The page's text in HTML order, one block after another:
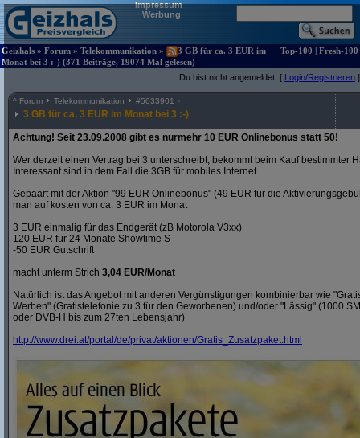
Impressum|
Werbung
Geizhals » Forum » Telekommunikation »
3 GB für ca. 3 EUR im
Monat bei 3 :-) (371 Beiträge, 19074 Mal gelesen)
Top-100 | Fresh-100
Du bist nicht angemeldet. [ Login/Registrieren ]
^ Forum Telekommunikation #5033901
3 GB für ca. 3 EUR im Monat bei 3 :-)
Achtung! Seit 23.09.2008 gibt es nurmehr 10 EUR Onlinebonus statt 50!
Wer derzeit einen Vertrag bei 3 unterschreibt, bekommt beim Kauf bestimmter
Interessant sind in dem Fall die 3GB für mobiles Internet.
Gepaart mit der Aktion "99 EUR Onlinebonus" (49 EUR für die
man auf kosten von ca. 3 EUR im Monat
3 EUR einmalig für das Endgerät (zB Motorola V3xx)
120 EUR für 24 Monate Showtime S
-50 EUR Gutschrift
macht unterm Strich 3,04 EUR/Monat
Natürlich ist das Angebot mit anderen Vergünstigungen kombinierbar wie
Werben" (Gratistelefonie zu 3 für den Geworbenen) und/oder "Lässig" (1000
oder DVB-H bis zum 27ten Lebensjahr)
http://www.drei.at/portal/de/privat/aktionen/Gratis_Zusatzpaket.html